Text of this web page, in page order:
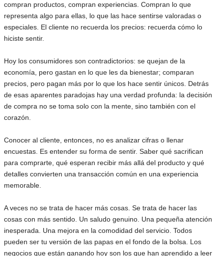
compran productos, compran experiencias. Compran lo que
representa algo para ellas, lo que las hace sentirse valoradas o
especiales. El cliente no recuerda los precios: recuerda cómo lo
hiciste sentir.
Hoy los consumidores son contradictorios: se quejan de la
economía, pero gastan en lo que les da bienestar; comparan
precios, pero pagan más por lo que los hace sentir únicos. Detrás
de esas aparentes paradojas hay una verdad profunda: la decisión
de compra no se toma solo con la mente, sino también con el
corazón.
Conocer al cliente, entonces, no es analizar cifras o llenar
encuestas. Es entender su forma de sentir. Saber qué sacrifican
para comprarte, qué esperan recibir más allá del producto y qué
detalles convierten una transacción común en una experiencia
memorable.
A veces no se trata de hacer más cosas. Se trata de hacer las
cosas con más sentido. Un saludo genuino. Una pequeña atención
inesperada. Una mejora en la comodidad del servicio. Todos
pueden ser tu versión de las papas en el fondo de la bolsa. Los
negocios que están ganando hoy son los que han aprendido a leer